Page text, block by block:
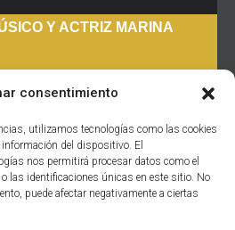
consentimiento
utilizamos tecnologías como las cookies
del dispositivo. El
nos permitirá procesar datos como el
las identificaciones únicas en este sitio. No
puede afectar negativamente a ciertas
Y ACTRIZ MARINA
músico y actriz. Nacida en
piano, solfeo y flauta
Profesional de Alicante,
y en la Universidad de
en Educación Musical.